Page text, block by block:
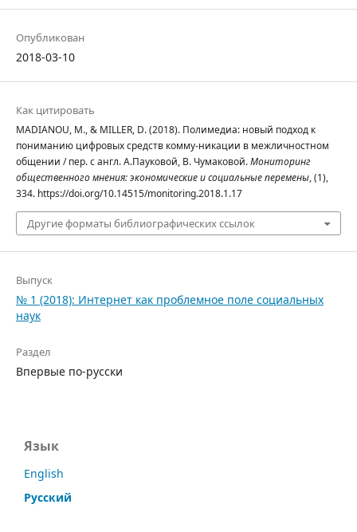
Опубликован
2018-03-10
Как цитировать
MADIANOU, M., & MILLER, D. (2018). Полимедиа: новый подход к
пониманию цифровых средств комму-никации в межличностном
общении / пер. с англ. А.Пауковой, В. Чумаковой.Мониторинг
общественного мнения: экономические и социальные перемены, (1),
334. https://doi.org/10.14515/monitoring.2018.1.17
Другие форматы библиографических ссылок
Выпуск
№ 1 (2018): Интернет как проблемное поле социальных
наук
Раздел
Впервые по-русски
Язык
English
Русский